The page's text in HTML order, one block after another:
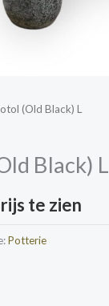
(Old Black) L
Black) L
te zien
Potterie